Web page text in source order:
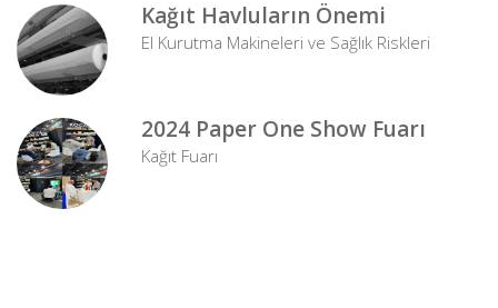
Kağıt Havluların Önemi
El Kurutma Makineleri ve Sağlık Riskleri
2024 Paper One Show Fuarı
Kağıt Fuarı